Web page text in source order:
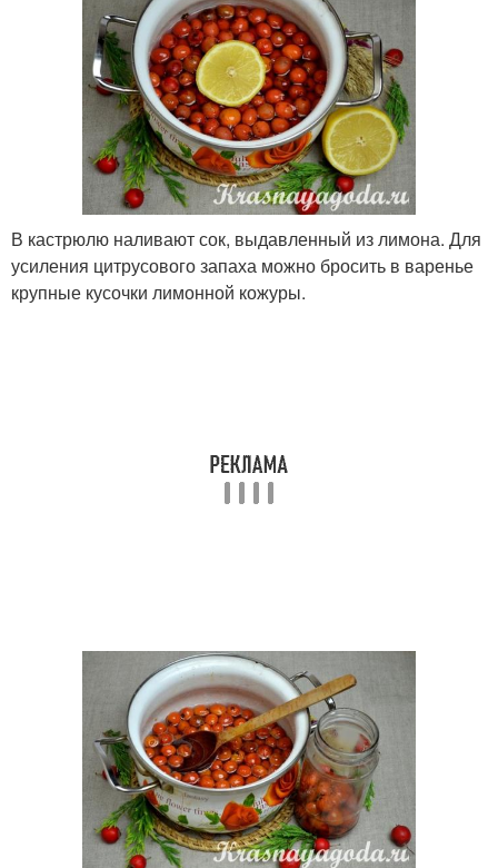
В кастрюлю наливают сок, выдавленный из лимона. Для
усиления цитрусового запаха можно бросить в варенье
крупные кусочки лимонной кожуры.